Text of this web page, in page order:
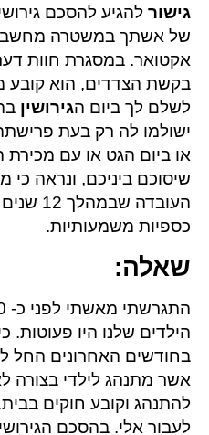
גישור להגיע להסכם
של אשתך במשטרה מחשב
אקטואר. במסגרת חוות
בקשת הצדדים, הוא
לשלם לך ביום הגירושין
ישולמו לה רק בעת
או ביום הגט או עם
שיסוכם ביניכם, ונראה כי
העובדה
כספיות משמעותיות.
שאלה:
בחודשים האחרונים החל
אשר מתנהג לילדי בצורה
להתנהג וקובע חוקים
לעבור אלי. בהסכם